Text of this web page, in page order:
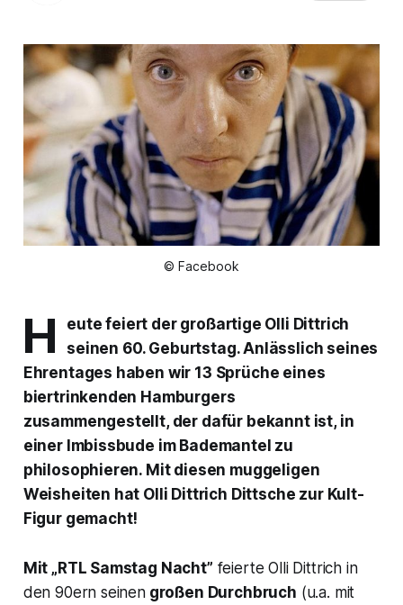
© Facebook
H
eute feiert der großartige Olli Dittrich
seinen 60. Geburtstag. Anlässlich seines
Ehrentages haben wir 13 Sprüche eines
biertrinkenden Hamburgers
zusammengestellt, der dafür bekannt ist, in
einer Imbissbude im Bademantel zu
philosophieren. Mit diesen muggeligen
Weisheiten hat Olli Dittrich Dittsche zur Kult-
Figur gemacht!
Mit „RTL Samstag Nacht” feierte Olli Dittrich in
den 90ern seinengroßen Durchbruch (u.a. mit